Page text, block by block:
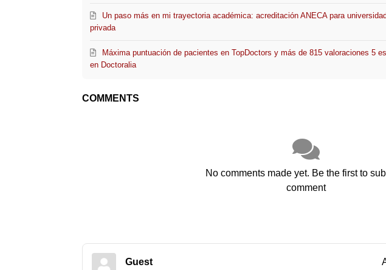
Un paso más en mi trayectoria académica: acreditación ANECA para
privada
Máxima puntuación de pacientes en TopDoctors y más de 815 valoraciones 5
en Doctoralia
COMMENTS
No comments made yet. Be the first to
comment
Guest